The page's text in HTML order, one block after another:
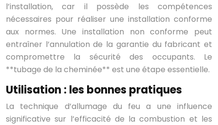
l’installation, car il possède les compétences
nécessaires pour réaliser une installation conforme
aux normes. Une installation non conforme peut
entraîner l’annulation de la garantie du fabricant et
compromettre la sécurité des occupants. Le
**tubage de la cheminée** est une étape essentielle.
Utilisation : les bonnes pratiques
La technique d’allumage du feu a une influence
significative sur l’efficacité de la combustion et les